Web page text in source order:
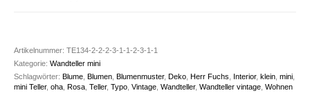
Artikelnummer:TE134-2-2-2-3-1-1-2-3-1-1
Kategorie:Wandteller mini
Schlagwörter:Blume ,Blumen ,Blumenmuster,Deko ,Herr Fuchs Interior,klein ,mini
mini Teller,oha ,Rosa ,Teller,Typo ,Vintage ,Wandteller,Wandteller vintage ,Wohnen